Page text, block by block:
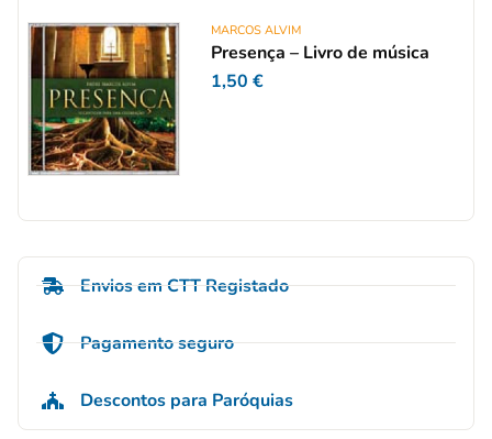
MARCOS ALVIM
Presença – Livro de música
1,50€
Envios em CTT Registado
Pagamento seguro
Descontos para Paróquias